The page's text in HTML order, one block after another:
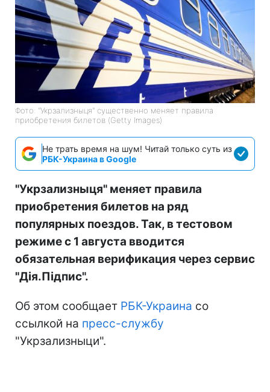
Фото: "Укрзализныця" существенно меняет правила
приобретения билетов (Getty Images)
Не трать время на шум! Читай только суть из
РБК-Украина в Google
"Укрзализныця" меняет правила
приобретения билетов на ряд
популярных поездов. Так, в тестовом
режиме с 1 августа вводится
обязательная верификация через сервис
"Дія.Підпис".
Об этом сообщает РБК-Украина со
ссылкой на пресс-службу
"Укрзализныци".